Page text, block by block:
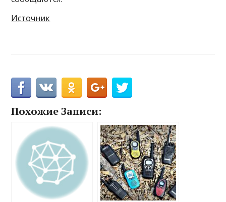
Источник
Похожие Записи: